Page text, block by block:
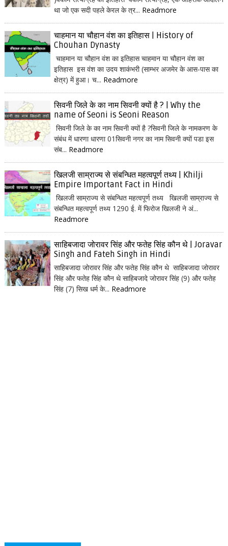
था जो एक सदी पहले केरल के त्र... Readmore
चाहमान या चौहान वंश का इतिहास | History of
Chouhan Dynasty
चाहमान या चौहान वंश का इतिहास चाहमान या चौहान वंश का
इतिहास इस वंश का उदय शाकंभरी (साम्भर अजमेर के आस-पास का
क्षेत्र) में हुआ। च... Readmore
सिवनी जिले के का नाम सिवनी क्यों है ? | Why the
name of Seoni is Seoni Reason
सिवनी जिले के का नाम सिवनी क्यों है ?सिवनी जिले के नामकरण के
संबंध में धारणा धारणा 01सिवनी नगर का नाम सिवनी क्यों पडा इस
संब... Readmore
खिलजी साम्राज्य से संबन्धित महत्वपूर्ण तथ्य | Khilji
Empire Important Fact in Hindi
खिलजी साम्राज्य से संबन्धित महत्वपूर्ण तथ्य खिलजी साम्राज्य से
संबन्धित महत्वपूर्ण तथ्य 1290 ई. में फिरोज खिलजी ने अं...
Readmore
साहिबजादा जोरावर सिंह और फतेह सिंह कौन थे | Joravar
Singh and Fateh Singh in Hindi
साहिबजादा जोरावर सिंह और फतेह सिंह कौन थे साहिबजादा जोरावर
सिंह और फतेह सिंह कौन थे साहिबजादे जोरावर सिंह (9) और फतेह
सिंह (7) सिख धर्म के... Readmore